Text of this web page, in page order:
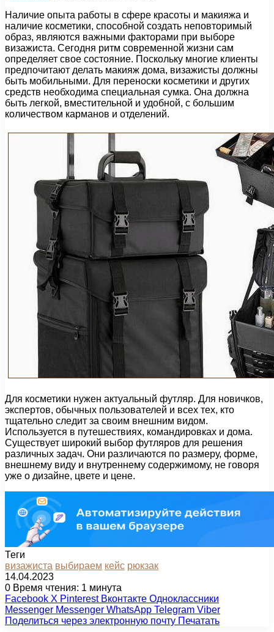
Наличие опыта работы в сфере красоты и макияжа и
наличие косметики, способной создать неповторимый
образ, являются важными факторами при выборе
визажиста. Сегодня ритм современной жизни сам
определяет свое состояние. Поскольку многие клиенты
предпочитают делать макияж дома, визажисты должны
быть мобильными. Для переноски косметики и других
средств необходима специальная сумка. Она должна
быть легкой, вместительной и удобной, с большим
количеством карманов и отделений.
Для косметики нужен актуальный футляр. Для новичков,
экспертов, обычных пользователей и всех тех, кто
тщательно следит за своим внешним видом.
Используется в путешествиях, командировках и дома.
Существует широкий выбор футляров для решения
различных задач. Они различаются по размеру, форме,
внешнему виду и внутреннему содержимому, не говоря
уже о дизайне, цвете и цене.
Теги
визажиста выбираем кейс рюкзак
14.04.2023
0 Время чтения: 1 минута
Facebook X Pinterest Вконтакте Одноклассники
Messenger Messenger WhatsApp Telegram Viber
Поделиться через электронную почту Печатать